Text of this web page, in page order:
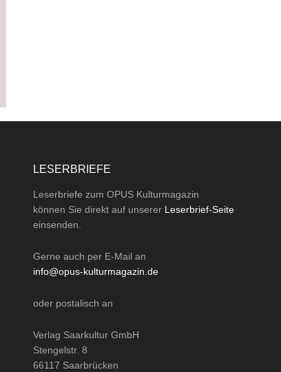
LESERBRIEFE
Leserbriefe zum OPUS Kulturmagazin
können Sie direkt auf unserer Leserbrief-Seite
einsenden.
Gerne auch per E-Mail an
info@opus-kulturmagazin.de
oder postalisch an
Verlag Saarkultur GmbH
Stengelstr. 8
66117 Saarbrücken